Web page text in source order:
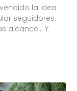
la idea
seguidores.
alcance… Y